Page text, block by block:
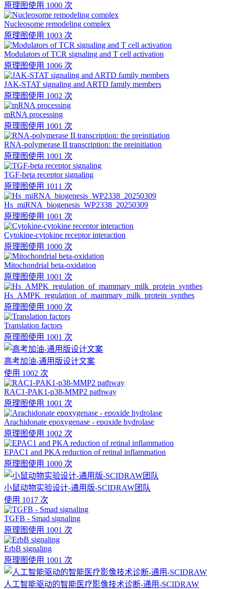
原理图使用 1000 次
Nucleosome remodeling complex
原理图使用 1003 次
Modulators of TCR signaling and T cell activation
原理图使用 1006 次
JAK-STAT signaling and ARTD family members
原理图使用 1002 次
mRNA processing
原理图使用 1001 次
RNA-polymerase II transcription: the preinitiation
原理图使用 1001 次
TGF-beta receptor signaling
原理图使用 1011 次
Hs_miRNA_biogenesis_WP2338_20250309
原理图使用 1001 次
Cytokine-cytokine receptor interaction
原理图使用 1000 次
Mitochondrial beta-oxidation
原理图使用 1001 次
Hs_AMPK_regulation_of_mammary_milk_protein_synthes
原理图使用 1000 次
Translation factors
原理图使用 1001 次
高考加油-通用版设计文案
使用 1002 次
RAC1-PAK1-p38-MMP2 pathway
原理图使用 1001 次
Arachidonate epoxygenase - epoxide hydrolase
原理图使用 1002 次
EPAC1 and PKA reduction of retinal inflammation
原理图使用 1000 次
小鼠动物实验设计-通用版-SCIDRAW团队
使用 1017 次
TGFB - Smad signaling
原理图使用 1001 次
ErbB signaling
原理图使用 1001 次
人工智能驱动的智能医疗影像技术诊断-通用-SCIDRAW